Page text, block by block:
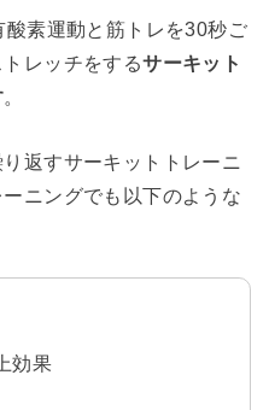
素運動と筋トレを30秒ご
レッチをするサーキット
。
返すサーキットトレーニ
ニングでも以下のような
効果